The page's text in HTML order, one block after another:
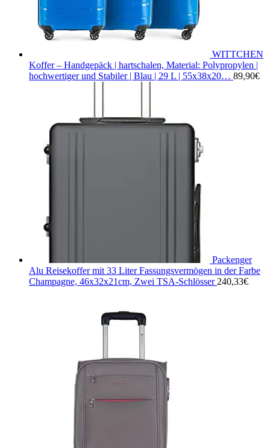
WITTCHEN
Koffer – Handgepäck | hartschalen, Material: Polypropylen |
hochwertiger und Stabiler | Blau | 29 L | 55x38x20… 89,90€
Packenger
Alu Reisekoffer mit 33 Liter Fassungsvermögen in der Farbe
Champagne, 46x32x21cm, Zwei TSA-Schlösser 240,33€